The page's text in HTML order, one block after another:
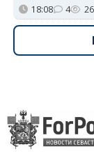
18:08 4